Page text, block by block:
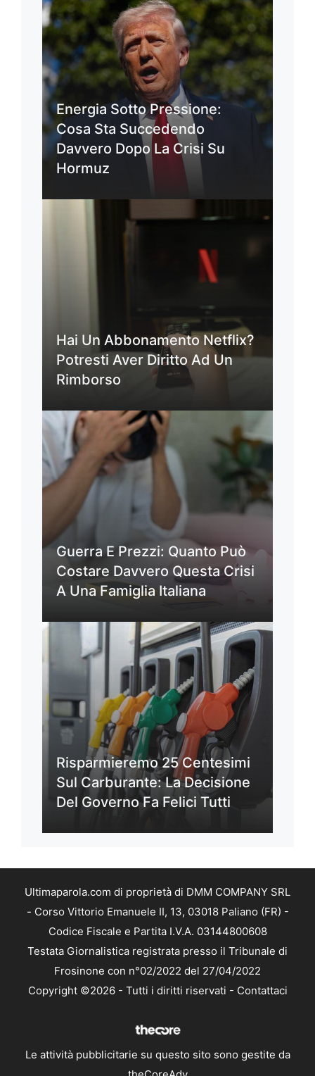
Energia Sotto Pressione:
Cosa Sta Succedendo
Davvero Dopo La Crisi Su
Hormuz
Hai Un Abbonamento Netflix?
Potresti Aver Diritto Ad Un
Rimborso
Guerra E Prezzi: Quanto Può
Costare Davvero Questa Crisi
A Una Famiglia Italiana
Risparmieremo 25 Centesimi
Sul Carburante: La Decisione
Del Governo Fa Felici Tutti
Ultimaparola.com di proprietà di DMM COMPANY SRL
- Corso Vittorio Emanuele II, 13, 03018 Paliano (FR) -
Codice Fiscale e Partita I.V.A. 03144800608
Testata Giornalistica registrata presso il Tribunale di
Frosinone con n°02/2022 del 27/04/2022
Copyright ©2026 - Tutti i diritti riservati - Contattaci
Le attività pubblicitarie su questo sito sono gestite da